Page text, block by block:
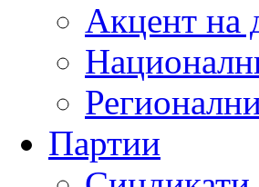
Акцент на
Партии